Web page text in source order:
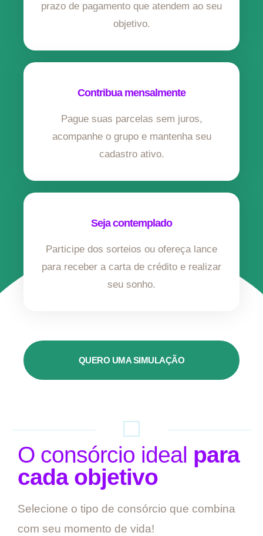
prazo de pagamento que atendem ao seu
objetivo.
Contribua mensalmente
Pague suas parcelas sem juros,
acompanhe o grupo e mantenha seu
cadastro ativo.
Seja contemplado
Participe dos sorteios ou ofereça lance
para receber a carta de crédito e realizar
seu sonho.
QUERO UMA SIMULAÇÃO
O consórcio ideal para
cada objetivo
Selecione o tipo de consórcio que combina
com seu momento de vida!